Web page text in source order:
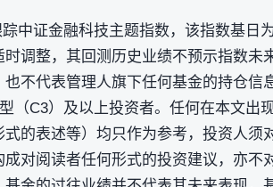
中证金融科技主题指数，该指数基日
调整，其回测历史业绩不预示指数未
不代表管理人旗下任何基金的持仓信
（C3）及以上投资者。任何在本文出
的表述等）均只作为参考，投资人
对阅读者任何形式的投资建议，亦不